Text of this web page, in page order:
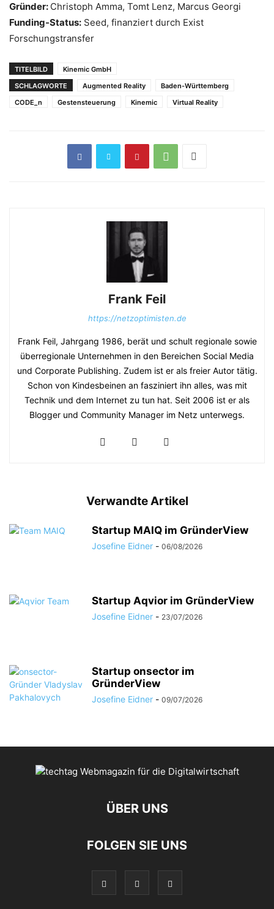
Gründer: Christoph Amma, Tomt Lenz, Marcus Georgi
Funding-Status: Seed, finanziert durch Exist
Forschungstransfer
TITELBILD
Kinemic GmbH
SCHLAGWORTE
Augmented Reality
Baden-Württemberg
CODE_n
Gestensteuerung Kinemic Virtual Reality
Frank Feil
https://netzoptimisten.de
Frank Feil, Jahrgang 1986, berät und schult regionale sowie
überregionale Unternehmen in den Bereichen Social Media
und Corporate Publishing. Zudem ist er als freier Autor tätig.
Schon von Kindesbeinen an fasziniert ihn alles, was mit
Technik und dem Internet zu tun hat. Seit 2006 ist er als
Blogger und Community Manager im Netz unterwegs.
Verwandte Artikel
Startup MAIQ im GründerView
Josefine Eidner - 06/08/2026
Startup Aqvior im GründerView
Josefine Eidner - 23/07/2026
Startup onsector im
GründerView
Josefine Eidner - 09/07/2026
ÜBER UNS
FOLGEN SIE UNS